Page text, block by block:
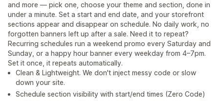
and more — pick one, choose your theme and section, done in
under a minute. Set a start and end date, and your storefront
sections appear and disappear on schedule. No daily work, no
forgotten banners left up after a sale. Need it to repeat?
Recurring schedules run a weekend promo every Saturday and
Sunday, or a happy hour banner every weekday from 4–7pm.
Set it once, it repeats automatically.
Clean & Lightweight. We don't inject messy code or slow
down your site.
Schedule section visibility with start/end times (Zero Code)